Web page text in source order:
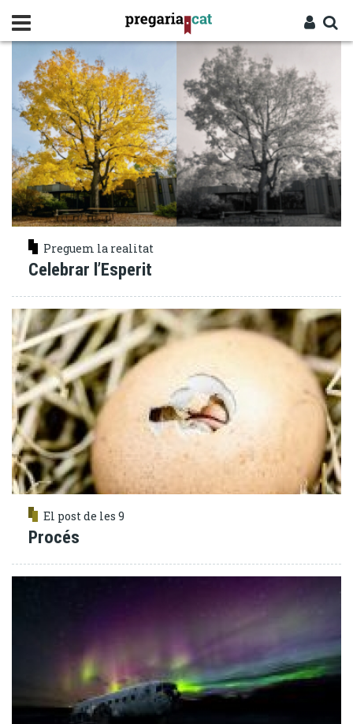
contingut
Cercador
PROCÉS
Preguem la realitat
Celebrar l’Esperit
El post de les 9
Procés